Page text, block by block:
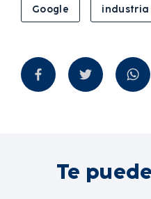
Google
Te